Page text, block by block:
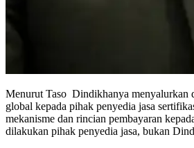
Menurut Taso Dindikhanya menyalurkan
global kepada pihak penyedia jasa
mekanisme dan rincian pembayaran
dilakukan pihak penyedia jasa, bukan